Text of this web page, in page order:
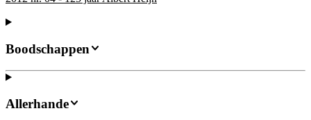
Boodschappen
Allerhande